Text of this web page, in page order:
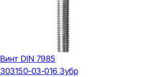
Винт DIN 7985
303150-03-016 Зубр